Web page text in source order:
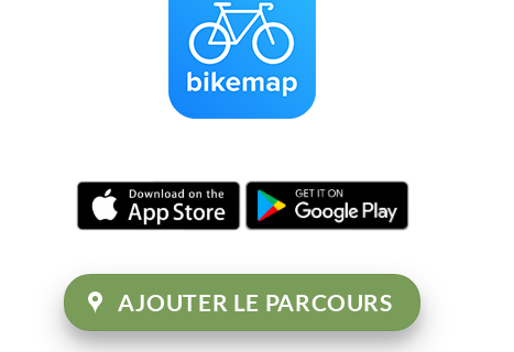
AJOUTER LE PARCOURS